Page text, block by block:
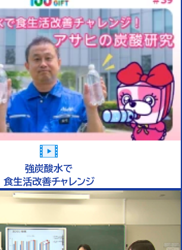
強炭酸水で
食生活改善チャレンジ